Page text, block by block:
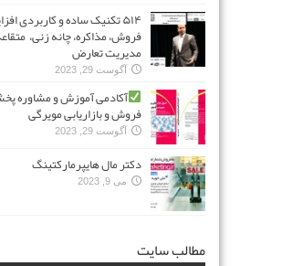
۵۱۴ تکنیک ساده و کاربردی
فروش، مذاکره، چانه زنی،
مدیریت تعارض
آگوست 29, 2023
آکادمی آموزش و مشاوره
فروش و بازاریابی مویرگی
آگوست 29, 2023
دکتر مال هایپرمارکتینگ
می 9, 2023
مطالب سایت